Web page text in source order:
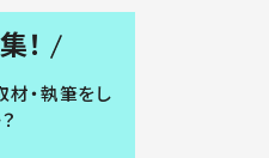
！
材・執筆をし